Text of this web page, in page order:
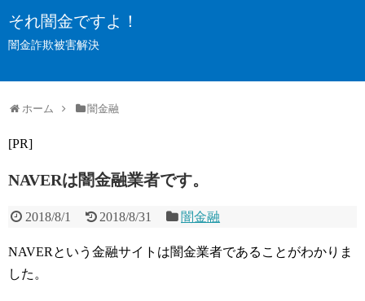
それ闇金ですよ！
闇金詐欺被害解決
ホーム 闇金融
[PR]
NAVERは闇金融業者です。
2018/8/1 2018/8/31 闇金融
NAVERという金融サイトは闇金業者であることがわかりま
した。